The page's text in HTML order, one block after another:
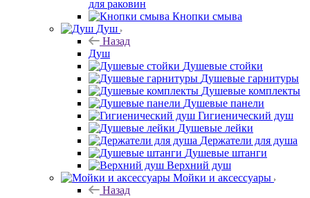
для раковин
Кнопки смыва
Душ
Назад
Душ
Душевые стойки
Душевые гарнитуры
Душевые комплекты
Душевые панели
Гигиенический душ
Душевые лейки
Держатели для душа
Душевые штанги
Верхний душ
Мойки и аксессуары
Назад